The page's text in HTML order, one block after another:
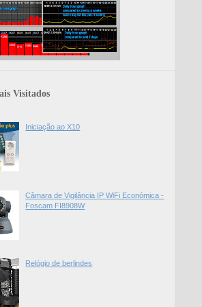
Visitados
Iniciação ao X10
Câmara de Vigilância IP WiFi Económica -
Foscam FI8908W
Relógio de berlindes